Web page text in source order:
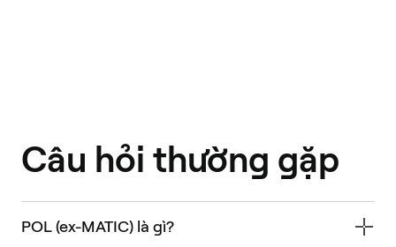
Câu hỏi thường gặp
POL (ex-MATIC) là gì?